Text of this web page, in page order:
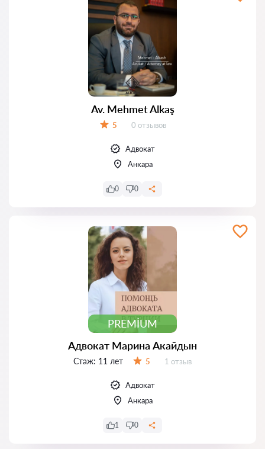
Av. Mehmet Alkaş
5 Отзывов:
0 отзывов
Адвокат
Анкара
0 0
PREMIUM
Адвокат Марина Акайдын
Стаж: 11 лет 5 Отзывов:
1 отзыв
Адвокат
Анкара
1 0